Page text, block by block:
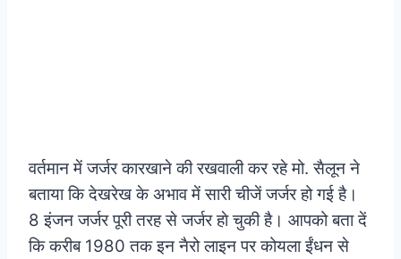
वर्तमान में जर्जर कारखाने की रखवाली कर रहे मो. सैलून ने
बताया कि देखरेख के अभाव में सारी चीजें जर्जर हो गई है।
8 इंजन जर्जर पूरी तरह से जर्जर हाे चुकी है। आपको बता दें
कि करीब 1980 तक इन नैरो लाइन पर कोयला ईंधन से